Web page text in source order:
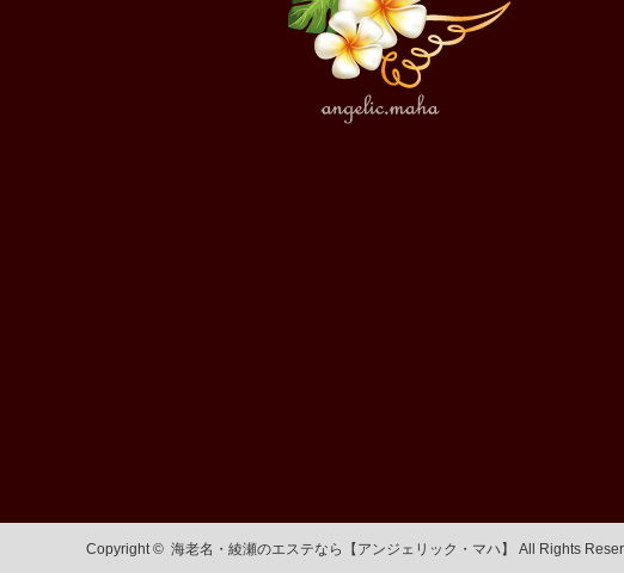
Copyright © 海老名・綾瀬のエステなら【アンジェリック・マハ】 All Rights